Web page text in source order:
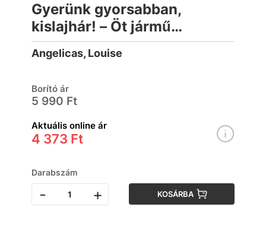
Gyerünk gyorsabban,
kislajhár! – Öt jármű
hangjával (lapozó)
Angelicas, Louise
Borító ár
5 990 Ft
Aktuális online ár
4 373 Ft
Darabszám
- + KOSÁRBA